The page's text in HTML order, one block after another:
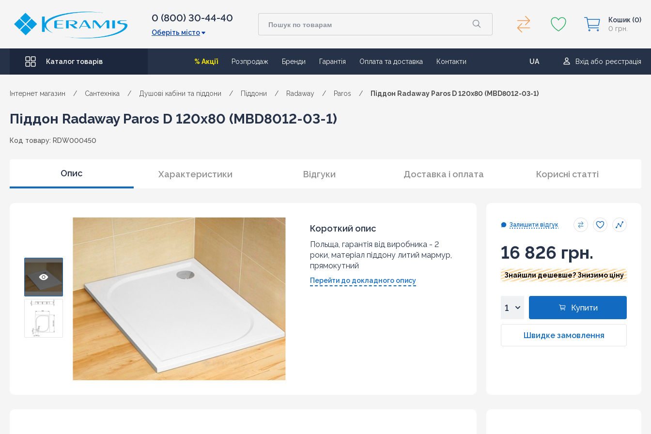
0 (800) 30-44-40
Оберіть місто
Кошик (0)
0 грн.
Каталог товарів % Акції Розпродаж Бренди Гарантія Оплата та доставка Контакти
UA
RU
Вхід або реєстрація
Інтернет магазин / Сантехніка / Душові кабіни та піддони / Піддони / Radaway / Paros / Піддон Radaway Paros D 120x80 (MBD8012-03-1)
Піддон Radaway Paros D 120x80 (MBD8012-03-1)
Код товару: RDW000450
Опис Характеристики Відгуки Доставка і оплата Корисні статті
Короткий опис
Польща, гарантія від виробника - 2
роки, матеріал піддону литий мармур,
прямокутний
Перейти до докладного опису
Залишити відгук
16 826 грн.
Знайшли дешевше? Знизимо ціну
3
Купити
Швидке замовлення